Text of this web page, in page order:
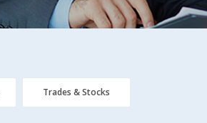
Trades & Stocks